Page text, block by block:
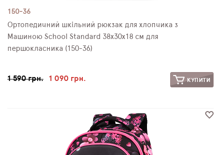
150-36
Ортопедичний шкільний рюкзак для хлопчика з
Машиною School Standard 38х30х18 см для
першокласника (150-36)
1 590 грн. 1 090 грн. КУПИТИ